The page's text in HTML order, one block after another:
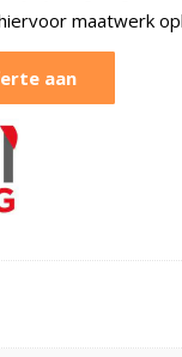
maatwerk
aan